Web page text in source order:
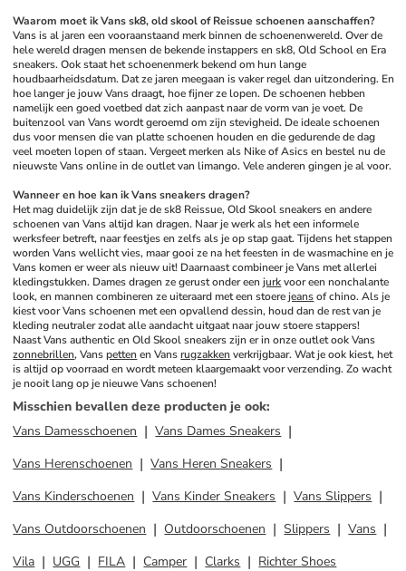
Waarom moet ik Vans sk8, old skool of Reissue schoenen aanschaffen?
Vans is al jaren een vooraanstaand merk binnen de schoenenwereld. Over de
hele wereld dragen mensen de bekende instappers en sk8, Old School en Era
sneakers. Ook staat het schoenenmerk bekend om hun lange
houdbaarheidsdatum. Dat ze jaren meegaan is vaker regel dan uitzondering. En
hoe langer je jouw Vans draagt, hoe fijner ze lopen. De schoenen hebben
namelijk een goed voetbed dat zich aanpast naar de vorm van je voet. De
buitenzool van Vans wordt geroemd om zijn stevigheid. De ideale schoenen
dus voor mensen die van platte schoenen houden en die gedurende de dag
veel moeten lopen of staan. Vergeet merken als Nike of Asics en bestel nu de
nieuwste Vans online in de outlet van limango. Vele anderen gingen je al voor.
Wanneer en hoe kan ik Vans sneakers dragen?
Het mag duidelijk zijn dat je de sk8 Reissue, Old Skool sneakers en andere
schoenen van Vans altijd kan dragen. Naar je werk als het een informele
werksfeer betreft, naar feestjes en zelfs als je op stap gaat. Tijdens het stappen
worden Vans wellicht vies, maar gooi ze na het feesten in de wasmachine en je
Vans komen er weer als nieuw uit! Daarnaast combineer je Vans met allerlei
kledingstukken. Dames dragen ze gerust onder een jurk voor een nonchalante
look, en mannen combineren ze uiteraard met een stoere jeans of chino. Als je
kiest voor Vans schoenen met een opvallend dessin, houd dan de rest van je
kleding neutraler zodat alle aandacht uitgaat naar jouw stoere stappers!
zonnebrillen, Vans petten en Vans rugzakken verkrijgbaar. Wat je ook kiest, het
is altijd op voorraad en wordt meteen klaargemaakt voor verzending. Zo wacht
je nooit lang op je nieuwe Vans schoenen!
Misschien bevallen deze producten je ook:
Vans Damesschoenen
Vans Dames Sneakers
Vans Herenschoenen
Vans Heren Sneakers
Vans Kinderschoenen
Vans Kinder Sneakers
Vans Slippers
Vans Outdoorschoenen
Outdoorschoenen Slippers
Vans
Vila
UGG FILA Camper Clarks Richter Shoes